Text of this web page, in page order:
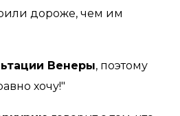
дороже, чем им
Венеры, поэтому
хочу!"